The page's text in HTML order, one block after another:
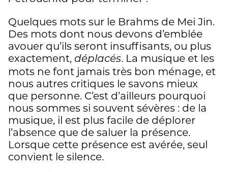
Quelques mots sur le Brahms de Mei Jin.
Des mots dont nous devons d’emblée
avouer qu’ils seront insuffisants, ou plus
exactement, déplacés. La musique et les
mots ne font jamais très bon ménage, et
nous autres critiques le savons mieux
que personne. C’est d’ailleurs pourquoi
nous sommes si souvent sévères : de la
musique, il est plus facile de déplorer
l’absence que de saluer la présence.
Lorsque cette présence est avérée, seul
convient le silence.